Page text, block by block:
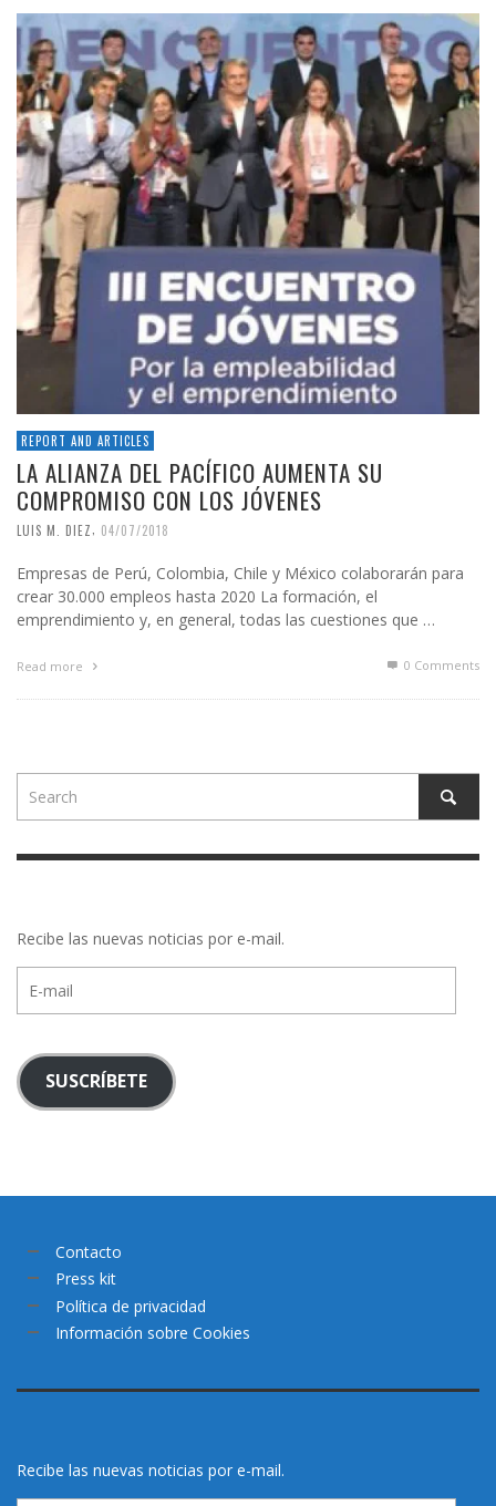
REPORT AND ARTICLES
LA ALIANZA DEL PACÍFICO AUMENTA SU
COMPROMISO CON LOS JÓVENES
LUIS M. DIEZ 04/07/2018
Empresas de Perú, Colombia, Chile y México colaborarán para
crear 30.000 empleos hasta 2020 La formación, el
emprendimiento y, en general, todas las cuestiones que …
Read more 0 Comments
Recibe las nuevas noticias por e-mail.
mail
SUSCRÍBETE
Contacto
Press kit
Política de privacidad
Información sobre Cookies
Recibe las nuevas noticias por e-mail.